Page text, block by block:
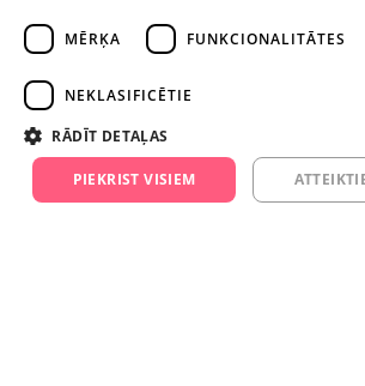
šo vietni vari tikai no 18 gadu
+371 29 994 357
MĒRĶA FUNKCIONALITĀTES
NEKLASIFICĒTIE
RĀDĪT DETAĻAS
PIEKRIST VISIEM